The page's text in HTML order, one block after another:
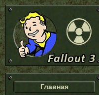
Главная